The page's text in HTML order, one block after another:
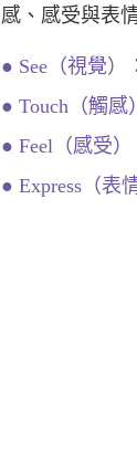
感、感受與表
● See（視覺）
● Touch（觸感
● Feel（感受）
● Express（表